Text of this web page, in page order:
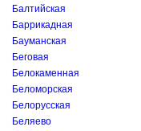
Балтийская
Баррикадная
Бауманская
Беговая
Белокаменная
Беломорская
Белорусская
Беляево